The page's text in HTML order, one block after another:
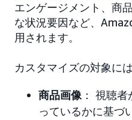
エンゲージメント、商
な状況要因など、
用されます。
カスタマイズの対象に
商品画像 ： 視聴
っているかに基づ